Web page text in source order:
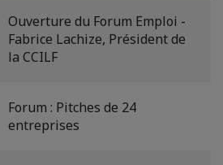
Ouverture du Forum Emploi -
Fabrice Lachize, Président de
la CCILF
Forum : Pitches de 24
entreprises